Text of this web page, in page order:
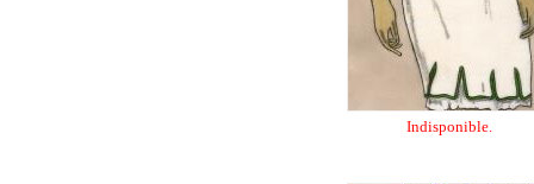
Indisponible.